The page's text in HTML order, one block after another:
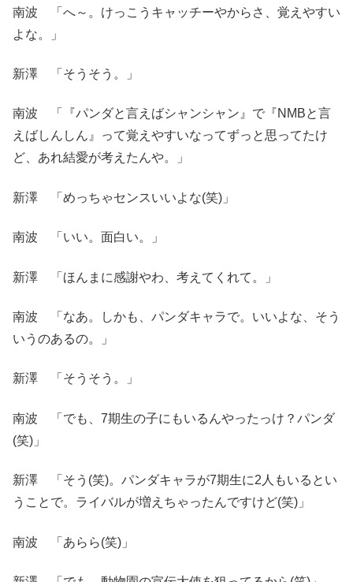
南波 「へ～。けっこうキャッチーやからさ、覚えやすい
よな。」
新澤 「そうそう。」
南波 「『パンダと言えばシャンシャン』で『NMBと言
えばしんしん』って覚えやすいなってずっと思ってたけ
ど、あれ結愛が考えたんや。」
新澤 「めっちゃセンスいいよな(笑)」
南波 「いい。面白い。」
新澤 「ほんまに感謝やわ、考えてくれて。」
南波 「なあ。しかも、パンダキャラで。いいよな、そう
いうのあるの。」
新澤 「そうそう。」
南波 「でも、7期生の子にもいるんやったっけ？パンダ
(笑)」
新澤 「そう(笑)。パンダキャラが7期生に2人もいるとい
うことで。ライバルが増えちゃったんですけど(笑)」
南波 「あらら(笑)」